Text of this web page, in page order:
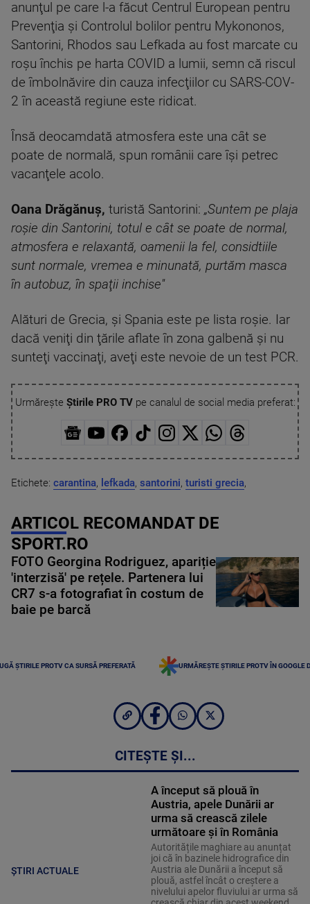
anunţul pe care l-a făcut Centrul European pentru
Prevenţia şi Controlul bolilor pentru Mykononos,
Santorini, Rhodos sau Lefkada au fost marcate cu
roşu închis pe harta COVID a lumii, semn că riscul
de îmbolnăvire din cauza infecţiilor cu SARS-COV-
2 în această regiune este ridicat.
Însă deocamdată atmosfera este una cât se
poate de normală, spun românii care îşi petrec
vacanţele acolo.
Oana Drăgănuș, turistă Santorini: „Suntem pe plaja
roşie din Santorini, totul e cât se poate de normal,
atmosfera e relaxantă, oamenii la fel, considtiile
sunt normale, vremea e minunată, purtăm masca
în autobuz, în spaţii inchise''
Alături de Grecia, şi Spania este pe lista roşie. Iar
dacă veniţi din ţările aflate în zona galbenă şi nu
sunteţi vaccinaţi, aveţi este nevoie de un test PCR.
Urmărește Știrile PRO TVpe canalul de social media preferat:
Etichete: carantina, lefkada, santorini, turisti grecia,
ARTICOL RECOMANDAT DE
SPORT.RO
FOTO Georgina Rodriguez, apariție
'interzisă' pe rețele. Partenera lui
CR7 s-a fotografiat în costum de
baie pe barcă
ȘTIRILE PROTV CA SURSĂ PREFERATĂ URMĂREȘTE ȘTIRILE PROTV ÎN GOOGLE
CITEȘTE ȘI...
ȘTIRI ACTUALE
A început să plouă în
Austria, apele Dunării ar
urma să crească zilele
următoare și în România
Autoritățile maghiare au anunțat
joi că în bazinele hidrografice din
Austria ale Dunării a început să
plouă, astfel încât o creștere a
nivelului apelor fluviului ar urma să